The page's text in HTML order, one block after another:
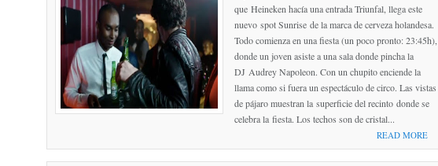
que Heineken hacía una entrada Triunfal, llega este
nuevo spot Sunrise de la marca de cerveza holandesa.
Todo comienza en una fiesta (un poco pronto: 23:45h),
donde un joven asiste a una sala donde pincha la
DJ Audrey Napoleon. Con un chupito enciende la
llama como si fuera un espectáculo de circo. Las vistas
de pájaro muestran la superficie del recinto donde se
celebra la fiesta. Los techos son de cristal...
READ MORE